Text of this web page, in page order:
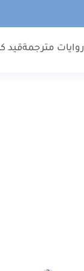
روايات مترجمةقيد